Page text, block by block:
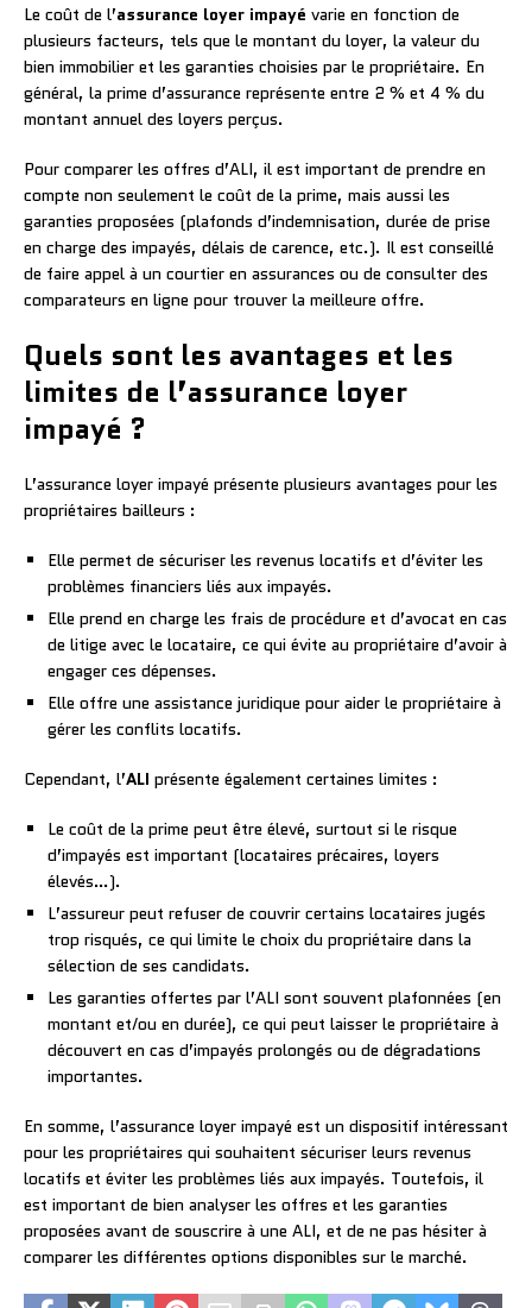
Le coût de l’assurance loyer impayé varie en fonction de
plusieurs facteurs, tels que le montant du loyer, la valeur du
bien immobilier et les garanties choisies par le propriétaire. En
général, la prime d’assurance représente entre 2 % et 4 % du
montant annuel des loyers perçus.
Pour comparer les offres d’ALI, il est important de prendre en
compte non seulement le coût de la prime, mais aussi les
garanties proposées (plafonds d’indemnisation, durée de prise
en charge des impayés, délais de carence, etc.). Il est conseillé
de faire appel à un courtier en assurances ou de consulter des
comparateurs en ligne pour trouver la meilleure offre.
Quels sont les avantages et les
limites de l’assurance loyer
impayé ?
L’assurance loyer impayé présente plusieurs avantages pour les
propriétaires bailleurs :
Elle permet de sécuriser les revenus locatifs et d’éviter les
problèmes financiers liés aux impayés.
Elle prend en charge les frais de procédure et d’avocat en cas
de litige avec le locataire, ce qui évite au propriétaire d’avoir à
engager ces dépenses.
Elle offre une assistance juridique pour aider le propriétaire à
gérer les conflits locatifs.
Cependant, l’ALI présente également certaines limites :
Le coût de la prime peut être élevé, surtout si le risque
d’impayés est important (locataires précaires, loyers
élevés…).
L’assureur peut refuser de couvrir certains locataires jugés
trop risqués, ce qui limite le choix du propriétaire dans la
sélection de ses candidats.
Les garanties offertes par l’ALI sont souvent plafonnées (en
montant et/ou en durée), ce qui peut laisser le propriétaire à
découvert en cas d’impayés prolongés ou de dégradations
importantes.
En somme, l’assurance loyer impayé est un dispositif intéressant
pour les propriétaires qui souhaitent sécuriser leurs revenus
locatifs et éviter les problèmes liés aux impayés. Toutefois, il
est important de bien analyser les offres et les garanties
proposées avant de souscrire à une ALI, et de ne pas hésiter à
comparer les différentes options disponibles sur le marché.